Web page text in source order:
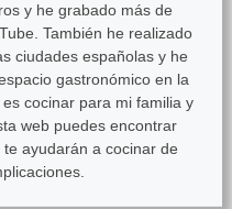
y he grabado más de
También he realizado
ciudades españolas y he
gastronómico en la
cocinar para mi familia y
web puedes encontrar
ayudarán a cocinar de